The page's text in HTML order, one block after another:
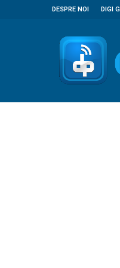
DESPRE NOI DIGI